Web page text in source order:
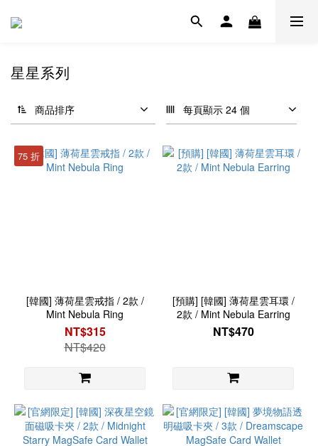
星星系列
商品排序 每頁顯示 24 個
75 折
[韓國] 薄荷星雲戒指 / 2款 /
Mint Nebula Ring
NT$315
NT$420
[預購] [韓國] 薄荷星雲耳環 /
2款 / Mint Nebula Earring
NT$470